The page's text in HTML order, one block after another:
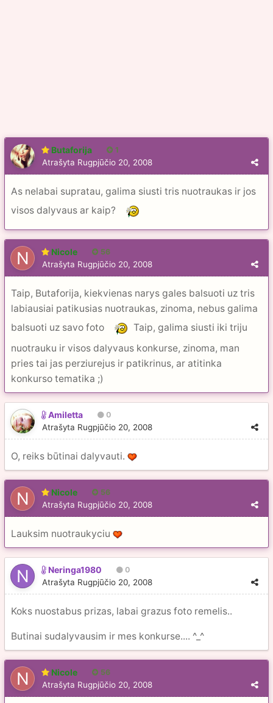
Butaforija 1
Atrašyta Rugpjūčio 20, 2008
As nelabai supratau, galima siusti tris nuotraukas ir jos
visos dalyvaus ar kaip?
Nicole 56
Atrašyta Rugpjūčio 20, 2008
Taip, Butaforija, kiekvienas narys gales balsuoti uz tris
labiausiai patikusias nuotraukas, zinoma, nebus galima
balsuoti uz savo foto
Taip, galima siusti iki triju
nuotrauku ir visos dalyvaus konkurse, zinoma, man
pries tai jas perziurejus ir patikrinus, ar atitinka
konkurso tematika ;)
Amiletta 0
Atrašyta Rugpjūčio 20, 2008
O, reiks būtinai dalyvauti.
Nicole 56
Atrašyta Rugpjūčio 20, 2008
Lauksim nuotraukyciu
Neringa1980 0
Atrašyta Rugpjūčio 20, 2008
Koks nuostabus prizas, labai grazus foto remelis..
Butinai sudalyvausim ir mes konkurse.... ^_^
Nicole 56
Atrašyta Rugpjūčio 20, 2008